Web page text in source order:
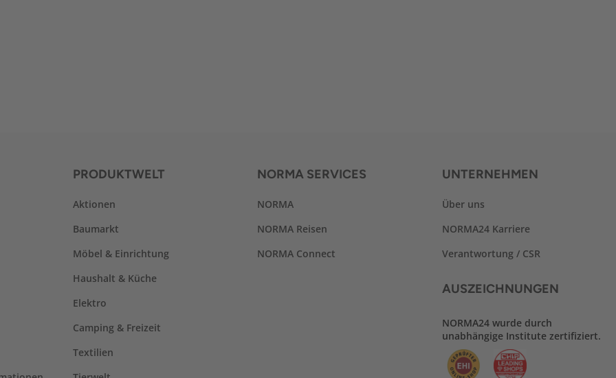
PRODUKTWELT
Aktionen
Baumarkt
Möbel & Einrichtung
Haushalt & Küche
Elektro
Camping & Freizeit
Textilien
NORMA SERVICES
NORMA
NORMA Reisen
NORMA Connect
UNTERNEHMEN
Über uns
NORMA24 Karriere
Verantwortung / CSR
AUSZEICHNUNGEN
NORMA24 wurde durch
unabhängige Institute zertifiziert.